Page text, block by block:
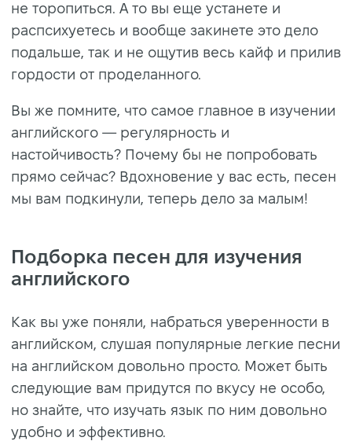
не торопиться. А то вы еще устанете и
распсихуетесь и вообще закинете это дело
подальше, так и не ощутив весь кайф и прилив
гордости от проделанного.
Вы же помните, что самое главное в изучении
английского — регулярность и
настойчивость? Почему бы не попробовать
прямо сейчас? Вдохновение у вас есть, песен
мы вам подкинули, теперь дело за малым!
Подборка песен для изучения
английского
Как вы уже поняли, набраться уверенности в
английском, слушая популярные легкие песни
на английском довольно просто. Может быть
следующие вам придутся по вкусу не особо,
но знайте, что изучать язык по ним довольно
удобно и эффективно.